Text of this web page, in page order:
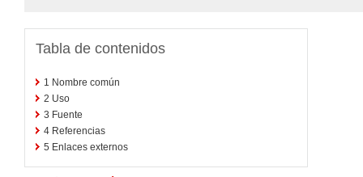
Tabla de contenidos
1 Nombre común
2 Uso
3 Fuente
4 Referencias
5 Enlaces externos